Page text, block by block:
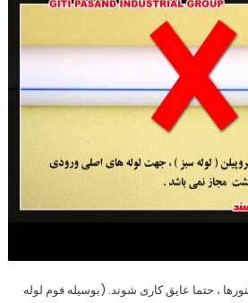
، حتما عایق کاری شوند. (بوسیله فوم لوله